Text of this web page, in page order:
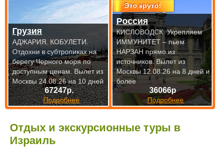
Отдых и экскурсионные туры в
Израиль
67247р.
Подробнее
Грузия
АДЖАРИЯ. КОБУЛЕТИ.
Отдохни в субтропиках на
берегу Черного моря по
доступнымценам. Вылет из
Москвы 24.08.26 на 10 дней
Это круто!
36066р
Подробнее
Россия
КИСЛОВОДСК. Укрепляем
ИММУНИТЕТ – пьем
НАРЗАН прямо из
источников.Вылет из
Москвы 12.08.26 на 8 дней и
более